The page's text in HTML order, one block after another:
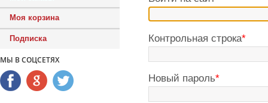
Моя корзина
Подписка
МЫ В СОЦСЕТЯХ
Контрольная строка*
Новый пароль*